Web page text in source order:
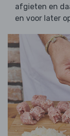
afgieten en
en voor later